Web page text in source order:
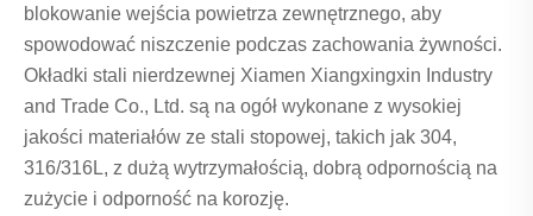
blokowanie wejścia powietrza zewnętrznego, aby
spowodować niszczenie podczas zachowania żywności.
Okładki stali nierdzewnej Xiamen Xiangxingxin Industry
and Trade Co., Ltd. są na ogół wykonane z wysokiej
jakości materiałów ze stali stopowej, takich jak 304,
316/316L, z dużą wytrzymałością, dobrą odpornością na
zużycie i odporność na korozję.